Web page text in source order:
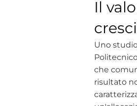
Il
Uno
che
risultato